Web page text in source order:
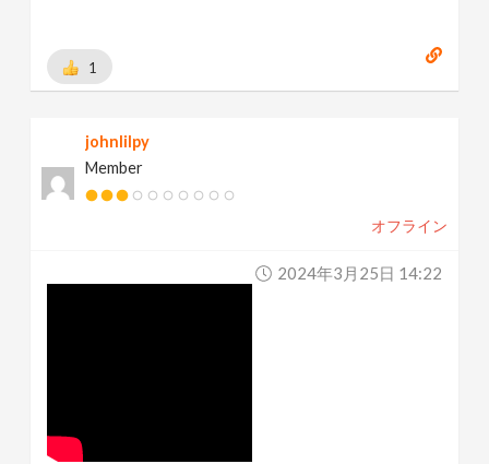
1
johnlilpy
Member
オフライン
2024年3月25日 14:22